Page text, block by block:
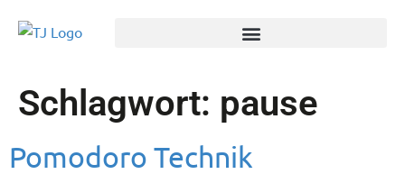
Schlagwort: pause
Pomodoro Technik